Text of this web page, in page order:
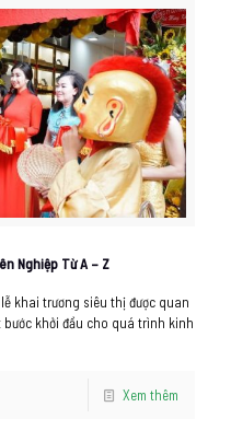
Nghiệp Từ A – Z
khai trương siêu thị được quan
khởi đầu cho quá trình kinh
Xem thêm